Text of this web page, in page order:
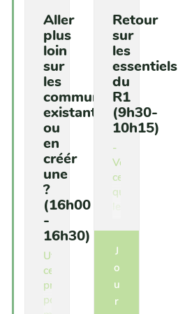
Aller
plus
loin
sur
les
communautés
existantes
ou
en
créér
une
?
(16h00
-
16h30)
Utiliser
cette
proposition
pour
Retour
sur
les
essentiels
du
R1
(9h30-
10h15)
-
Vérifier
ce
que
les
compris
des
fondamentaux
J
o
u
r